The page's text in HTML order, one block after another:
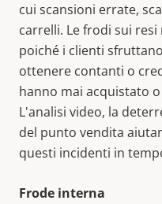
cui scansioni errate,
carrelli. Le frodi sui
poiché i clienti
ottenere contanti o
hanno mai acquistato
L'analisi video, la
del punto vendita
questi incidenti in
Frode interna